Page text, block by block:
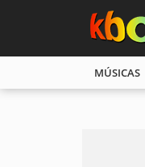
MÚSICAS